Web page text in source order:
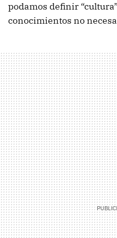
podamos definir
conocimientos no